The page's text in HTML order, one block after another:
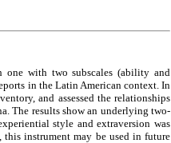
one with two subscales (ability and
in the Latin American context. In
and assessed the relationships
The results show an underlying two-
style and extraversion was
this instrument may be used in future